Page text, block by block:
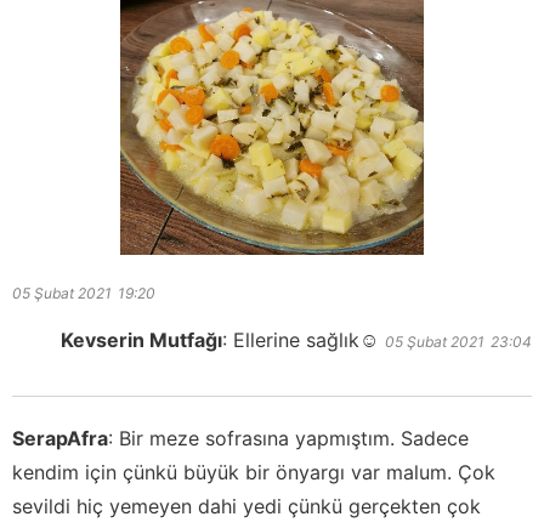
05 Şubat 2021 19:20
Kevserin Mutfağı: Ellerine sağlık☺️ 05 Şubat 2021 23:04
SerapAfra: Bir meze sofrasına yapmıştım. Sadece
kendim için çünkü büyük bir önyargı var malum. Çok
sevildi hiç yemeyen dahi yedi çünkü gerçekten çok